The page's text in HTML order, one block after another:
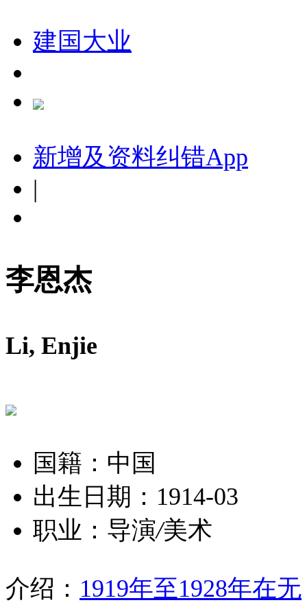
建国大业
新增及资料纠错App
|
李恩杰
Li, Enjie
国籍：中国
出生日期：1914-03
职业：导演/美术
介绍： 1919年至1928年在无